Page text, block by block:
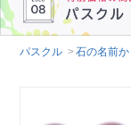
パスクル 石の名前